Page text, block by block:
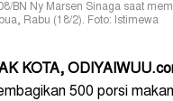
BN Ny Marsen Sinaga saat
Rabu (18/2). Foto: Istimewa
KOTA,
500 porsi